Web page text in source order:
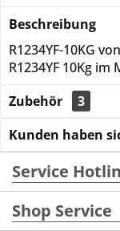
Beschreibung
R1234YF-10KG
R1234YF 10Kg
Zubehör
3
Kunden haben
Service
Shop Service